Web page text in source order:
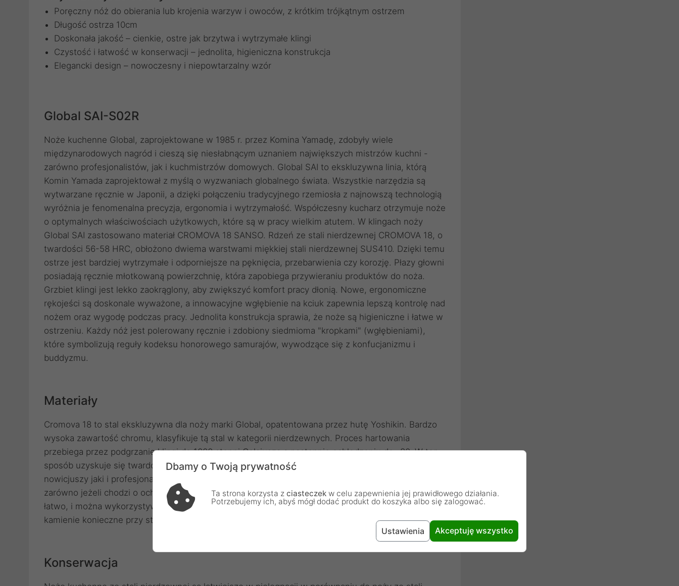
Poręczny nóż do obierania lub krojenia warzyw i owoców, z krótkim trójkątnym ostrzem
Długość ostrza 10cm
Doskonała jakość – cienkie, ostre jak brzytwa i wytrzymałe klingi
Czystość i łatwość w konserwacji – jednolita, higieniczna konstrukcja
Elegancki design – nowoczesny i niepowtarzalny wzór
Global SAI-S02R
Noże kuchenne Global, zaprojektowane w 1985 r. przez Komina Yamadę, zdobyły wiele
międzynarodowych nagród i cieszą się niesłabnącym uznaniem największych mistrzów kuchni -
zarówno profesjonalistów, jak i kuchmistrzów domowych. Global SAI to ekskluzywna linia, którą
Komin Yamada zaprojektował z myślą o wyzwaniach globalnego świata. Wszystkie narzędzia są
wytwarzane ręcznie w Japonii, a dzięki połączeniu tradycyjnego rzemiosła z najnowszą technologią
wyróżnia je fenomenalna precyzja, ergonomia i wytrzymałość. Współczesny kucharz otrzymuje noże
o optymalnych właściwościach użytkowych, które są w pracy wielkim atutem. W klingach noży
Global SAI zastosowano materiał CROMOVA 18 SANSO. Rdzeń ze stali nierdzewnej CROMOVA 18, o
twardości 56-58 HRC, obłożono dwiema warstwami miękkiej stali nierdzewnej SUS410. Dzięki temu
ostrze jest bardziej wytrzymałe i odporniejsze na pęknięcia, przebarwienia czy korozję. Płazy głowni
posiadają ręcznie młotkowaną powierzchnię, która zapobiega przywieraniu produktów do noża.
Grzbiet klingi jest lekko zaokrąglony, aby zwiększyć komfort pracy dłonią. Nowe, ergonomiczne
rękojeści są doskonale wyważone, a innowacyjne wgłębienie na kciuk zapewnia lepszą kontrolę nad
nożem oraz wygodę podczas pracy. Jednolita konstrukcja sprawia, że noże są higieniczne i łatwe w
ostrzeniu. Każdy nóż jest polerowany ręcznie i zdobiony siedmioma "kropkami" (wgłębieniami),
które symbolizują reguły kodeksu honorowego samurajów, wywodzące się z konfucjanizmu i
buddyzmu.
Materiały
Cromova 18 to stal ekskluzywna dla noży marki Global, opatentowana przez hutę Yoshikin. Bardzo
wysoka zawartość chromu, klasyfikuje tą stal w kategorii nierdzewnych. Proces hartowania
przebiega przez podgrzanie klingi do 1000 stopni Celsjusza a następnie ochłodzeniu do -80. W ten
sposób uzyskuje się twardość na poziomie 56-58 HRC. To stal odpowiednia zarówno dla
nowicjuszy jaki i profesjonalistów. Takie proporcje pierwiastków gwarantują łatwość w dbaniu o nóż,
zarówno jeżeli chodzi o ochronę przed patyną czy rdzewieniem ale i ostrzenie przebiega dość
łatwo, i można wykorzystywać do tego ostrzałki kółkowe, bez konieczności inwestowania w
kamienie konieczne przy stalach hartowanych do wyższych wartości.
Konserwacja
Dbamy o Twoją prywatność
Ta strona korzysta z ciasteczek w celu zapewnienia jej prawidłowego działania.
Potrzebujemy ich, abyś mógł dodać produkt do koszyka albo się zalogować.
Ustawienia Akceptuję wszystko